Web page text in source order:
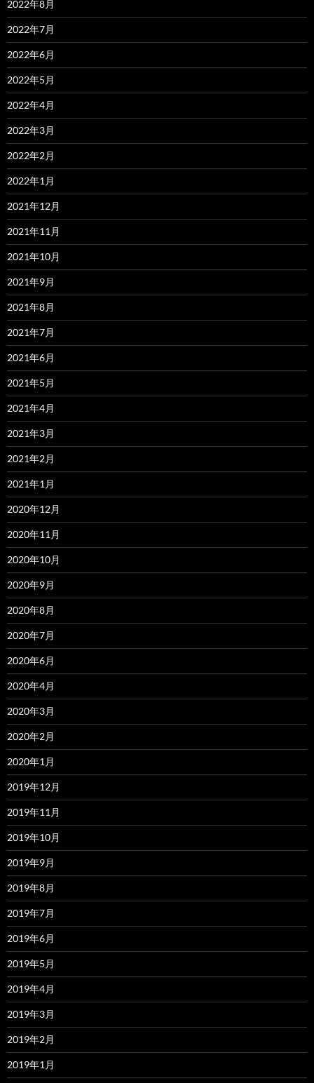
2022年8月
2022年7月
2022年6月
2022年5月
2022年4月
2022年3月
2022年2月
2022年1月
2021年12月
2021年11月
2021年10月
2021年9月
2021年8月
2021年7月
2021年6月
2021年5月
2021年4月
2021年3月
2021年2月
2021年1月
2020年12月
2020年11月
2020年10月
2020年9月
2020年8月
2020年7月
2020年6月
2020年4月
2020年3月
2020年2月
2020年1月
2019年12月
2019年11月
2019年10月
2019年9月
2019年8月
2019年7月
2019年6月
2019年5月
2019年4月
2019年3月
2019年2月
2019年1月